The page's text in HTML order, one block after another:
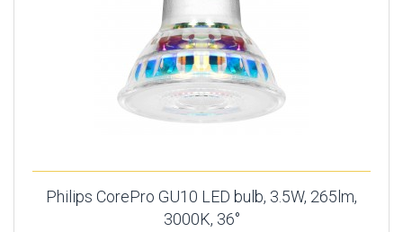
Philips CorePro GU10 LED bulb, 3.5W, 265lm,
3000K, 36°